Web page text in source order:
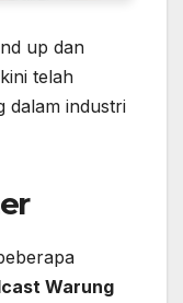
up dan
telah
dalam industri
Warung